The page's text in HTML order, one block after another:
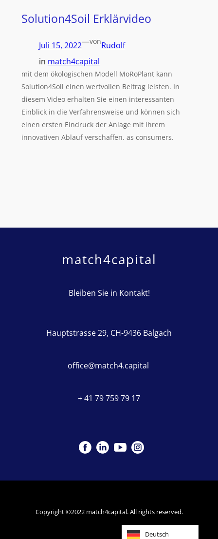
Solution4Soil Erklärvideo
Juli 15, 2022—vonRudolf
in match4capital
mit dem ökologischen Modell MoRoPlant kann
Solution4Soil einen wertvollen Beitrag leisten. In
diesem Video erhalten Sie einen interessanten
Einblick in die Verfahrensweise und können sich
einen ersten Eindruck der Anlage mit ihrem
innovativen Ablauf verschaffen. as consumers.
match4capital
Bleiben Sie in Kontakt!
Hauptstrasse 29, CH-9436 Balgach
office@match4.capital
+ 41 79 759 79 17
Copyright ©2022 match4capital. All rights reserved.
Deutsch